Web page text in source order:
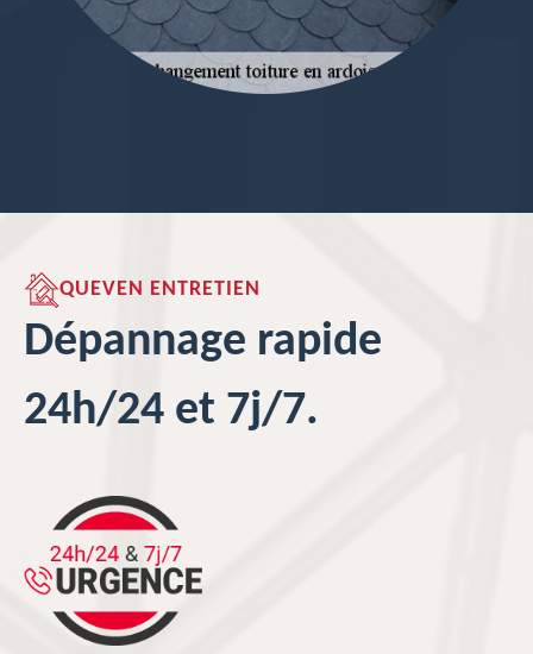
QUEVEN ENTRETIEN
Dépannage rapide
24h/24 et 7j/7.